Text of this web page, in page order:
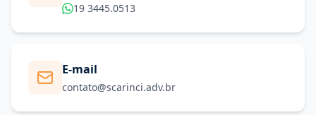
19 3445.0513
E-mail
contato@scarinci.adv.br